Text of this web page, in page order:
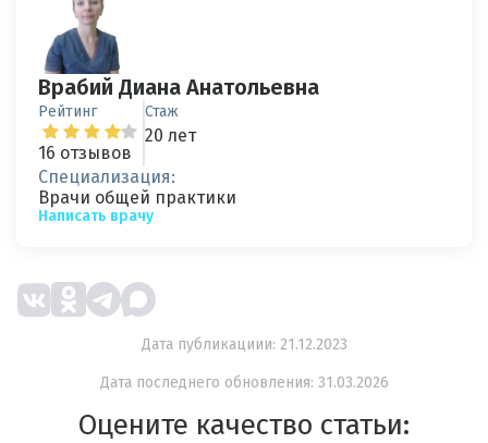
Врабий Диана Анатольевна
Рейтинг
16 отзывов
Стаж
20 лет
Специализация:
Врачи общей практики
Написать врачу
Дата публикациии: 21.12.2023
Дата последнего обновления: 31.03.2026
Оцените качество статьи: